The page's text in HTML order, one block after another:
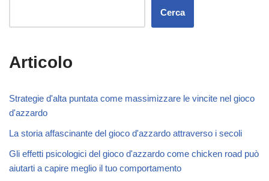
Cerca
Articolo
Strategie d'alta puntata come massimizzare le vincite nel gioco
d'azzardo
La storia affascinante del gioco d'azzardo attraverso i secoli
Gli effetti psicologici del gioco d'azzardo come chicken road può
aiutarti a capire meglio il tuo comportamento